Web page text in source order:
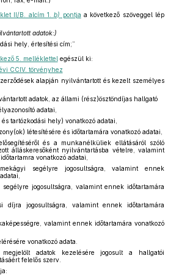
II/B. alcím 1.b) pontja a következő szöveggel lép
adatok:)
hely, értesítési cím;”
5. melléklettel egészül ki:
CCIV. törvényhez
alapján nyilvántartott és kezelt személyes
adatok, az állami (rész)ösztöndíjas hallgató
adatai,
tartózkodási hely) vonatkozó adatai,
létesítésére és időtartamára vonatkozó adatai,
és a munkanélküliek ellátásáról szóló
álláskeresőként nyilvántartásba vételre, valamint
vonatkozó adatai,
segélyre jogosultságra, valamint ennek
segélyre jogosultságra, valamint ennek időtartamára
díjra jogosultságra, valamint ennek időtartamára
valamint ennek időtartamára vonatkozó
vonatkozó adata.
adatok kezelésére jogosult a hallgatói
felelős szerv.